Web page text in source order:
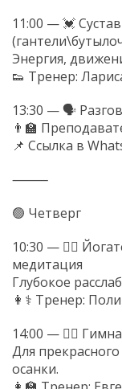
11:00 — 💓
Энергия,
👟 Тренер:
👨🏫
📌 Ссылка в
⸻
🟢 Четверг
10:30 — 🧘‍♀️
медитация
Глубокое
👩⚕️ Тренер:
14:00 — 💆‍♀️
Для
осанки.